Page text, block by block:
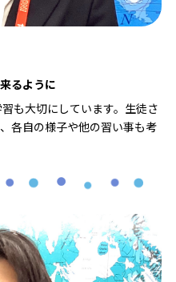
るように
も大切にしています。生徒さ
各自の様子や他の習い事も考